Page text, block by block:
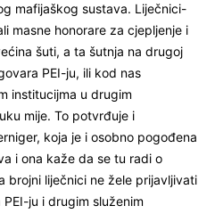
mafijaškog sustava. Liječnici-
masne honorare za cjepljenje i
šuti, a ta šutnja na drugoj
PEI-ju, ili kod nas
institucijma u drugim
mije. To potvrđuje i
koja je i osobno pogođena
i ona kaže da se tu radi o
brojni liječnici ne žele prijavljivati
ju i drugim služenim